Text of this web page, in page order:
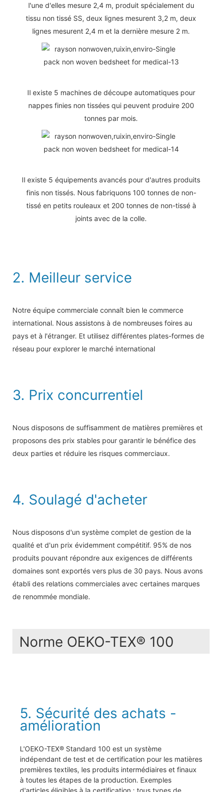
l'une d'elles mesure 2,4 m, produit spécialement du
tissu non tissé SS, deux lignes mesurent 3,2 m, deux
lignes mesurent 2,4 m et la dernière mesure 2 m.
Il existe 5 machines de découpe automatiques pour
nappes finies non tissées qui peuvent produire 200
tonnes par mois.
Il existe 5 équipements avancés pour d'autres produits
finis non tissés. Nous fabriquons 100 tonnes de non-
tissé en petits rouleaux et 200 tonnes de non-tissé à
joints avec de la colle.
2. Meilleur service
Notre équipe commerciale connaît bien le commerce
international. Nous assistons à de nombreuses foires au
pays et à l'étranger. Et utilisez différentes plates-formes de
réseau pour explorer le marché international
3. Prix concurrentiel
Nous disposons de suffisamment de matières premières et
proposons des prix stables pour garantir le bénéfice des
deux parties et réduire les risques commerciaux.
4. Soulagé d'acheter
Nous disposons d'un système complet de gestion de la
qualité et d'un prix évidemment compétitif. 95% de nos
produits pouvant répondre aux exigences de différents
domaines sont exportés vers plus de 30 pays. Nous avons
établi des relations commerciales avec certaines marques
de renommée mondiale.
Norme OEKO-TEX® 100
5. Sécurité des achats -
amélioration
L'OEKO-TEX® Standard 100 est un système
indépendant de test et de certification pour les matières
premières textiles, les produits intermédiaires et finaux
à toutes les étapes de la production. Exemples